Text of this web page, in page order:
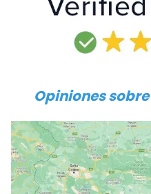
Opiniones sobre